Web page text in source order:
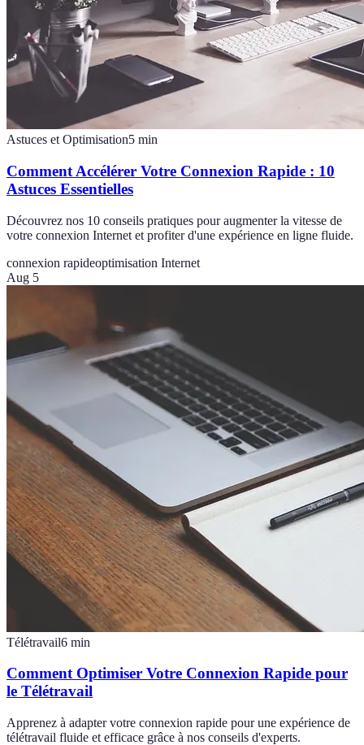
Astuces et Optimisation5 min
Comment Accélérer Votre Connexion Rapide : 10
Astuces Essentielles
Découvrez nos 10 conseils pratiques pour augmenter la vitesse de
votre connexion Internet et profiter d'une expérience en ligne fluide.
connexion rapideoptimisation Internet
Aug 5
Télétravail6 min
Comment Optimiser Votre Connexion Rapide pour
le Télétravail
Apprenez à adapter votre connexion rapide pour une expérience de
télétravail fluide et efficace grâce à nos conseils d'experts.